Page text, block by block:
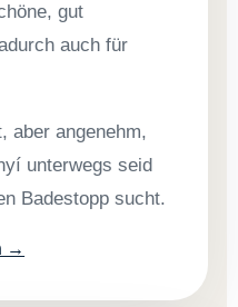
gut
auch für
aber angenehm,
unterwegs seid
Badestopp sucht.
→